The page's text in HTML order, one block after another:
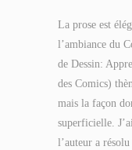
La prose est
l’ambiance du
de Dessin:
des Comics)
mais la façon
superficielle.
l’auteur a